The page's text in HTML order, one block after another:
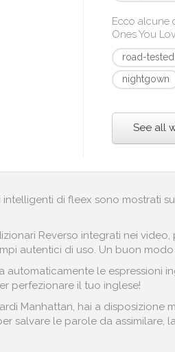
Ecco alcune
Ones You
road-tested
nightgown
See all
intelligenti di fleex sono mostrati
Reverso integrati nei
autentici di uso. Un buon
automaticamente le espressioni
perfezionare il tuo inglese!
Manhattan, hai a disposizione
salvare le parole da assimilare,